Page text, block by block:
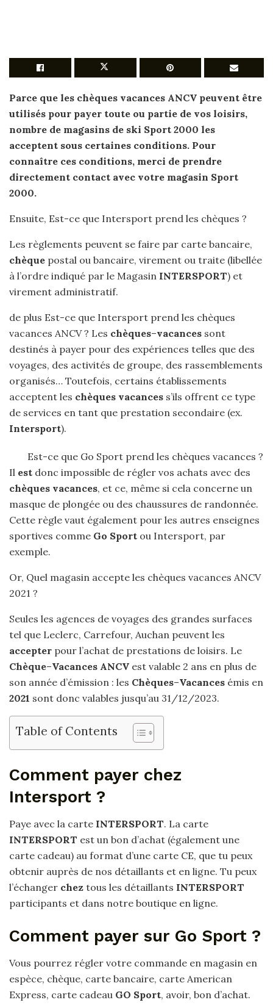
Parce que les chèques vacances ANCV peuvent être
utilisés pour payer toute ou partie de vos loisirs,
nombre de magasins de ski Sport 2000 les
acceptent sous certaines conditions. Pour
connaître ces conditions, merci de prendre
directement contact avec votre magasin Sport
2000.
Ensuite, Est-ce que Intersport prend les chèques ?
Les règlements peuvent se faire par carte bancaire,
chèque postal ou bancaire, virement ou traite (libellée
à l’ordre indiqué par le Magasin INTERSPORT) et
virement administratif.
de plus Est-ce que Intersport prend les chèques
vacances ANCV ? Les chèques–vacances sont
destinés à payer pour des expériences telles que des
voyages, des activités de groupe, des rassemblements
organisés… Toutefois, certains établissements
acceptent les chèques vacances s’ils offrent ce type
de services en tant que prestation secondaire (ex.
Intersport).
Est-ce que Go Sport prend les chèques vacances ?
Il est donc impossible de régler vos achats avec des
chèques vacances, et ce, même si cela concerne un
masque de plongée ou des chaussures de randonnée.
Cette règle vaut également pour les autres enseignes
sportives comme Go Sport ou Intersport, par
exemple.
Or, Quel magasin accepte les chèques vacances ANCV
2021 ?
Seules les agences de voyages des grandes surfaces
tel que Leclerc, Carrefour, Auchan peuvent les
accepter pour l’achat de prestations de loisirs. Le
Chèque–Vacances ANCV est valable 2 ans en plus de
son année d’émission : les Chèques–Vacances émis en
2021 sont donc valables jusqu’au 31/12/2023.
Table of Contents
Comment payer chez
Intersport ?
Paye avec la carte INTERSPORT. La carte
INTERSPORT est un bon d’achat (également une
carte cadeau) au format d’une carte CE, que tu peux
obtenir auprès de nos détaillants et en ligne. Tu peux
l’échanger chez tous les détaillants INTERSPORT
participants et dans notre boutique en ligne.
Comment payer sur Go Sport ?
Vous pourrez régler votre commande en magasin en
espèce, chèque, carte bancaire, carte American
Express, carte cadeau GO Sport, avoir, bon d’achat.